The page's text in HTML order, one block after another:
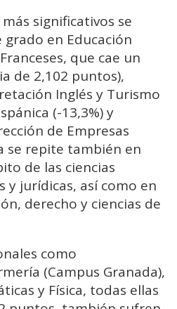
significativos se
en Educación
que cae un
de 2,102 puntos),
Inglés y Turismo
(-13,3%) y
de Empresas
se repite también en
de las ciencias
y jurídicas, así como en
derecho y ciencias de
como
(Campus Granada),
y Física, todas ellas